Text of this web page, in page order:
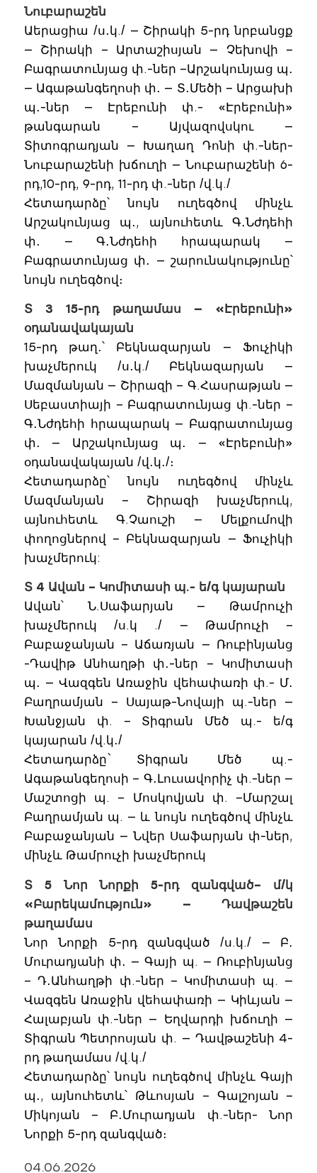
Նուբարաշեն
Աերացիա /ս․կ./ — Շիրակի 5-րդ նրբանցք
— Շիրակի – Արտաշիսյան — Չեխովի –
Բագրատունյաց փ.-ներ –Արշակունյաց պ․
— Ագաթանգեղոսի փ․ — Տ․Մեծի – Արցախի
պ․-ներ — Էրեբունի փ.- «Էրեբունի»
թանգարան – Այվազովսկու —
Տիտոգրադյան — Խաղաղ Դոնի փ.-ներ-
Նուբարաշենի խճուղի — Նուբարաշենի 6-
րդ,10-րդ, 9-րդ, 11-րդ փ.-ներ /վ.կ./
Հետադարձը՝ նույն ուղեգծով մինչև
Արշակունյաց պ․, այնուհետև Գ․Նժդեհի
փ․ — Գ․Նժդեհի հրապարակ —
Բագրատունյաց փ․ — շարունակությունը՝
նույն ուղեգծով։
Տ 3 15-րդ թաղամաս — «Էրեբունի»
օդանավակայան
15-րդ թաղ․՝ Բեկնազարյան — Ֆուչիկի
խաչմերուկ /ս․կ./ Բեկնազարյան —
Մազմանյան — Շիրազի – Գ.Հասրաթյան —
Սեբաստիայի – Բագրատունյաց փ.-ներ –
Գ․Նժդեհի հրապարակ — Բագրատունյաց
փ․ — Արշակունյաց պ․ — «Էրեբունի»
օդանավակայան /վ․կ․/։
Հետադարձը՝ նույն ուղեգծով մինչև
Մազմանյան – Շիրազի խաչմերուկ,
այնուհետև Գ.Չաուշի — Մելքումովի
փողոցներով – Բեկնազարյան — Ֆուչիկի
խաչմերուկ:
Տ 4 Ավան – Կոմիտասի պ.- ե/գ կայարան
Ավան՝ Ն.Սաֆարյան — Թամրուչի
խաչմերուկ /ս.կ ./ — Թամրուչի –
Բաբաջանյան – Աճառյան — Ռուբինյանց
-Դավիթ Անհաղթի փ․-ներ – Կոմիտասի
պ․ — Վազգեն Առաջին վեհափառի փ.- Մ․
Բաղրամյան – Սայաթ-Նովայի պ.-ներ —
Խանջյան փ. – Տիգրան Մեծ պ.- ե/գ
կայարան /վ.կ․/
Հետադարձը` Տիգրան Մեծ պ.-
Ագաթանգեղոսի – Գ․Լուսավորիչ փ.-ներ —
Մաշտոցի պ. – Մոսկովյան փ. –Մարշալ
Բաղրամյան պ. — և նույն ուղեգծով մինչև
Բաբաջանյան — Նվեր Սաֆարյան փ-ներ,
մինչև Թամրուչի խաչմերուկ
Տ 5 Նոր Նորքի 5-րդ զանգված– մ/կ
«Բարեկամություն» — Դավթաշեն
թաղամաս
Նոր Նորքի 5-րդ զանգված /ս.կ./ — Բ․
Մուրադյանի փ․ — Գայի պ. — Ռուբինյանց
– Դ․Անհաղթի փ.-ներ – Կոմիտասի պ. —
Վազգեն Առաջին վեհափառի — Կիևյան —
Հալաբյան փ.-ներ — Եղվարդի խճուղի —
Տիգրան Պետրոսյան փ. — Դավթաշենի 4-
րդ թաղամաս /վ.կ./
Հետադարձը՝ նույն ուղեգծով մինչև Գայի
պ․, այնուհետև՝ Թևոսյան – Գալշոյան –
Միկոյան – Բ․Մուրադյան փ.-ներ- Նոր
Նորքի 5-րդ զանգված։
04.06.2026